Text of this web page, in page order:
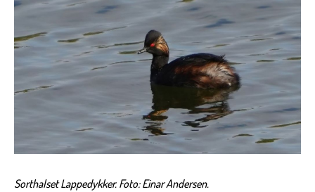
Sorthalset Lappedykker. Foto: Einar Andersen.